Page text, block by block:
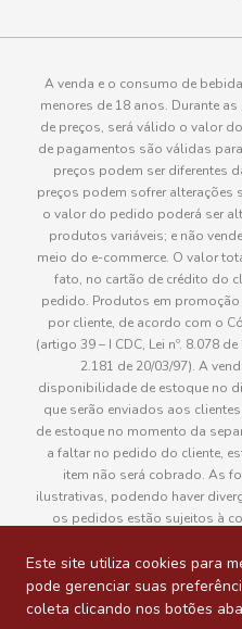
Este site utiliza cookies para
pode gerenciar suas
coleta clicando nos botões
A venda e o consumo de
menores de 18 anos. Durante
de preços, será válido o valor
de pagamentos são válidas
preços podem ser diferentes
preços podem sofrer alterações
o valor do pedido poderá ser
produtos variáveis; e não
meio do e-commerce. O valor
fato, no cartão de crédito do
pedido. Produtos em
por cliente, de acordo com o
(artigo 39 – I CDC, Lei nº. 8.078
2.181 de 20/03/97). A
disponibilidade de estoque no
que serão enviados aos
de estoque no momento da
a faltar no pedido do cliente,
item não será cobrado. As
ilustrativas, podendo haver
os pedidos estão sujeitos à